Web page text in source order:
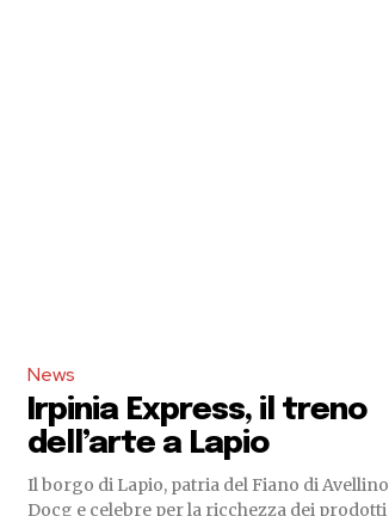
News
Irpinia Express, il treno
dell’arte a Lapio
Il borgo di Lapio, patria del Fiano di Avellino
Docg e celebre per la ricchezza dei prodotti